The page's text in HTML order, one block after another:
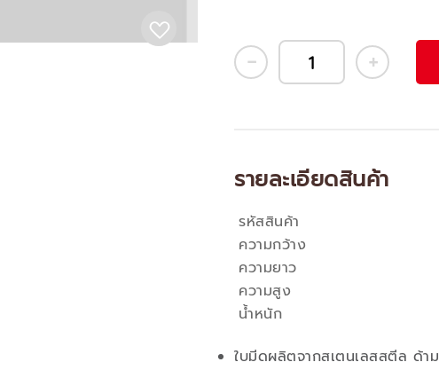
ใบมีดผลิตจากสเตนเลสสตีล ด้า
รายละเอียดสินค้า
คุณสมบัติ
ความสูง
รหัสสินค้า
น้ำหนัก
ความกว้าง
ความยาว